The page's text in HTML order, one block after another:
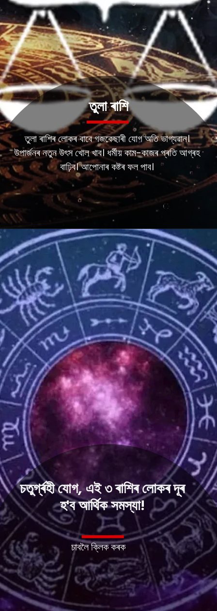
তুলা ৰাশিৰ লোকৰ বাবে গজকেছাৰী যোগ অতি ভাগ্যৱান।
উপাৰ্জনৰ নতুন উৎস খোল খাব। ধৰ্মীয় কাম-কাজৰ প্ৰতি আগ্ৰহ
বাঢ়িব। আপোনাৰ কষ্টৰ ফল পাব।
তুলা ৰাশি
চতুৰ্গ্ৰহী যোগ, এই ৩ ৰাশিৰ লোকৰ দূৰ
হ'ব আৰ্থিক সমস্যা!
চাবলৈ ক্লিক কৰক